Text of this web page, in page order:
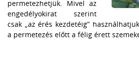
permetezhetjük. Mivel az
engedélyokirat szerint
csak „az érés kezdetéig”
a permetezés előtt a félig érett